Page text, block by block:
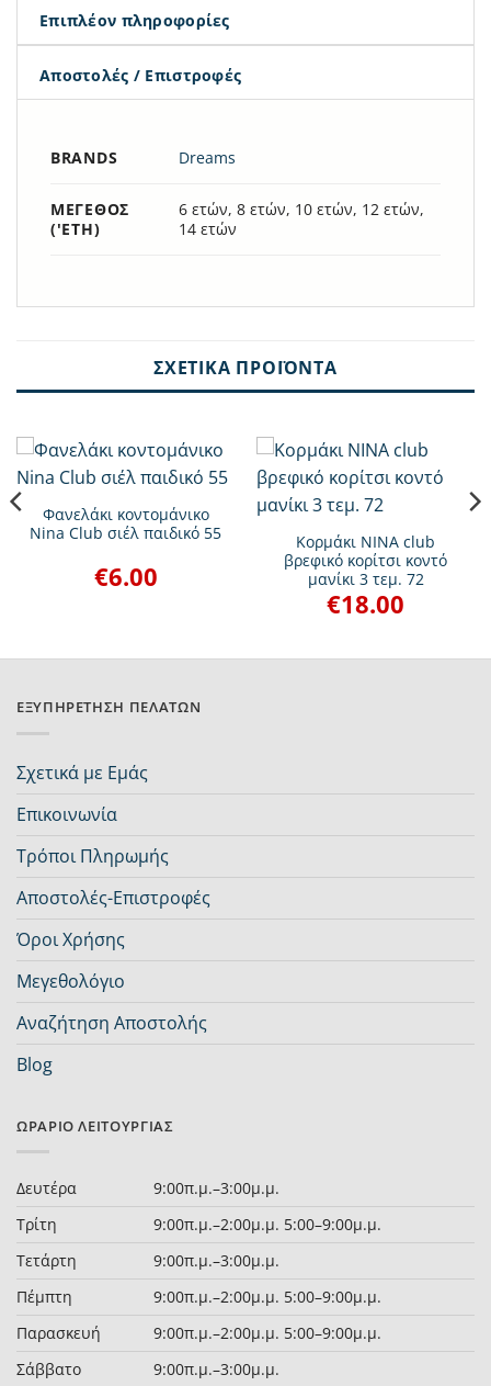
Επιπλέον πληροφορίες
Αποστολές / Επιστροφές
BRANDS Dreams
ΜΈΓΕΘΟΣ
('ΕΤΗ)
6 ετών, 8 ετών, 10 ετών, 12 ετών,
14 ετών
ΣΧΕΤΙΚΆ ΠΡΟΪΌΝΤΑ
Φανελάκι κοντομάνικο
Nina Club σιέλ παιδικό 55
€6.00
Κορμάκι ΝΙΝΑ club
βρεφικό κορίτσι κοντό
μανίκι 3 τεμ. 72
€18.00
ΕΞΥΠΗΡΈΤΗΣΗ ΠΕΛΑΤΏΝ
Σχετικά με Εμάς
Επικοινωνία
Τρόποι Πληρωμής
Αποστολές-Επιστροφές
Όροι Χρήσης
Μεγεθολόγιο
Αναζήτηση Αποστολής
Blog
ΩΡΆΡΙΟ ΛΕΙΤΟΥΡΓΊΑΣ
Δευτέρα
9:00π.μ.–3:00μ.μ.
Τρίτη
9:00π.μ.–2:00μ.μ. 5:00–9:00μ.μ.
Τετάρτη
9:00π.μ.–3:00μ.μ.
Πέμπτη
9:00π.μ.–2:00μ.μ. 5:00–9:00μ.μ.
Παρασκευή
9:00π.μ.–2:00μ.μ. 5:00–9:00μ.μ.
Σάββατο
9:00π.μ.–3:00μ.μ.